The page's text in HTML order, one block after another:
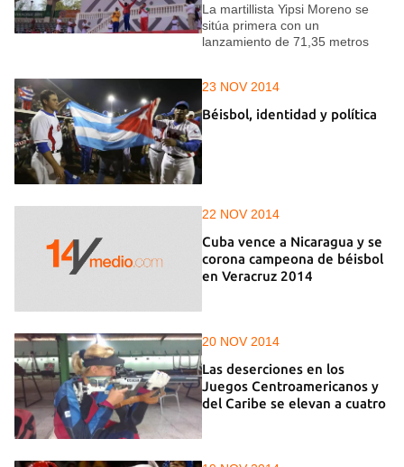
La martillista Yipsi Moreno se
sitúa primera con un
lanzamiento de 71,35 metros
23 NOV 2014
Béisbol, identidad y política
22 NOV 2014
Cuba vence a Nicaragua y se
corona campeona de béisbol
en Veracruz 2014
20 NOV 2014
Las deserciones en los
Juegos Centroamericanos y
del Caribe se elevan a cuatro